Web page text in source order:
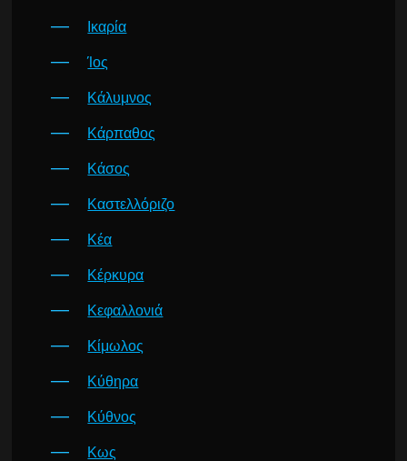
Ικαρία
Ίος
Κάλυμνος
Κάρπαθος
Κάσος
Καστελλόριζο
Κέα
Κέρκυρα
Κεφαλλονιά
Κίμωλος
Κύθηρα
Κύθνος
Κως